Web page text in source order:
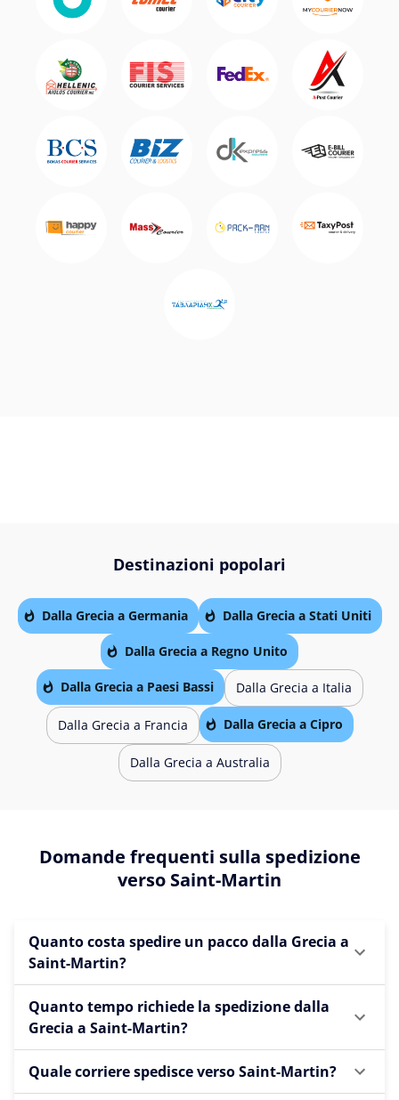
Destinazioni popolari
Dalla Grecia a Germania Dalla Grecia a Stati Uniti
Dalla Grecia a Regno Unito
Dalla Grecia a Paesi Bassi Dalla Grecia a Italia
Dalla Grecia a Francia Dalla Grecia a Cipro
Dalla Grecia a Australia
Domande frequenti sulla spedizione
verso Saint-Martin
Quanto costa spedire un pacco dalla Grecia a
Saint-Martin?
Quanto tempo richiede la spedizione dalla
Grecia a Saint-Martin?
Quale corriere spedisce verso Saint-Martin?